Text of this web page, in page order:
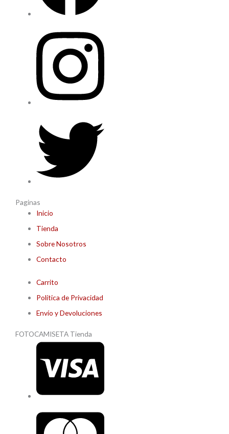
Paginas
Inicio
Tienda
Sobre Nosotros
Contacto
Carrito
Política de Privacidad
Envío y Devoluciones
FOTOCAMISETA Tienda